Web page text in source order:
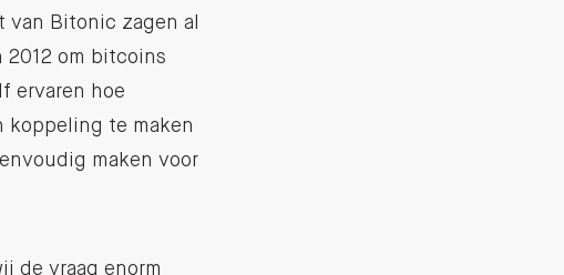
van Bitonic zagen al
om bitcoins
ervaren hoe
koppeling te maken
maken voor
de vraag enorm